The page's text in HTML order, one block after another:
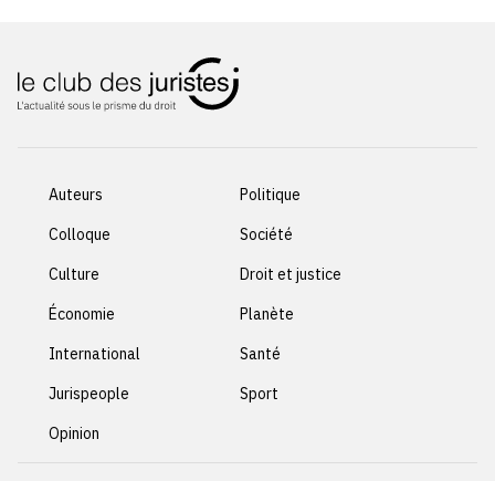
Auteurs
Colloque
Culture
Économie
International
Jurispeople
Opinion
Politique
Société
Droit et justice
Planète
Santé
Sport